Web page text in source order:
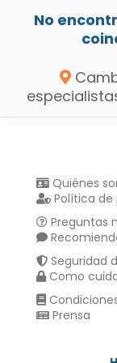
No
Quiénes
Política de
Preguntas
Seguridad
Como
Prensa